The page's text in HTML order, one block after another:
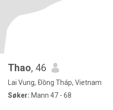
Thao, 46
Lai Vung, Ðồng Tháp, Vietnam
Søker: Mann 47 - 68